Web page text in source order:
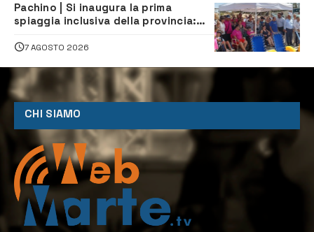
Pachino | Si inaugura la prima
spiaggia inclusiva della provincia:
tutti
7 AGOSTO 2026
CHI SIAMO